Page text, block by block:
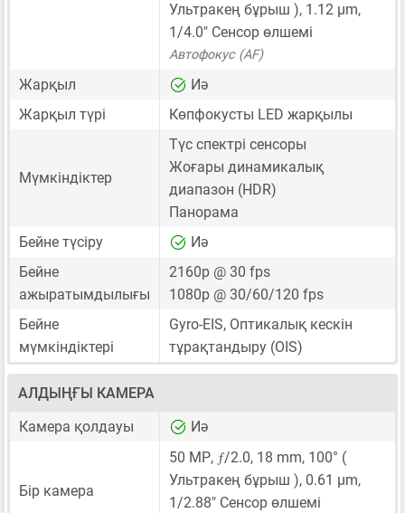
Ультракең бұрыш ), 1.12 μm,
1/4.0" Сенсор өлшемі
Автофокус (AF)
Жарқыл
Иә
Жарқыл түрі
Көпфокусты LED жарқылы
Мүмкіндіктер
Түс спектрі сенсоры
Жоғары динамикалық
диапазон (HDR)
Панорама
Бейне түсіру
Иә
Бейне
ажыратымдылығы
2160p @ 30 fps
1080p @ 30/60/120 fps
Бейне
мүмкіндіктері
Gyro-EIS, Оптикалық кескін
тұрақтандыру (OIS)
АЛДЫҢҒЫ КАМЕРА
Камера қолдауы
Иә
Бір камера
50 MP, ƒ/2.0, 18 mm, 100° (
Ультракең бұрыш ), 0.61 μm,
1/2.88" Сенсор өлшемі